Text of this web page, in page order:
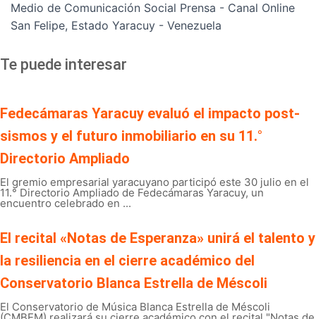
Medio de Comunicación Social Prensa - Canal Online
San Felipe, Estado Yaracuy - Venezuela
Te puede interesar
Fedecámaras Yaracuy evaluó el impacto post-
sismos y el futuro inmobiliario en su 11.°
Directorio Ampliado
El gremio empresarial yaracuyano participó este 30 julio en el
11.° Directorio Ampliado de Fedecámaras Yaracuy, un
encuentro celebrado en ...
El recital «Notas de Esperanza» unirá el talento y
la resiliencia en el cierre académico del
Conservatorio Blanca Estrella de Méscoli
El Conservatorio de Música Blanca Estrella de Méscoli